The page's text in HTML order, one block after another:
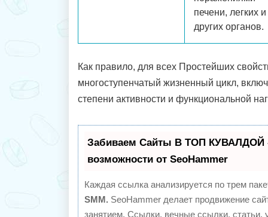
печени, легких и
других органов.
Как правило, для всех Простейших
многоступенчатый жизненный цикл,
степени активности и функциональной
Забиваем Сайты В ТОП КУВАЛДОЙ
возможности от SeoHammer
Каждая ссылка анализируется по трем
SMM. SeoHammer делает продвижение
занятием. Ссылки, вечные ссылки, статьи,